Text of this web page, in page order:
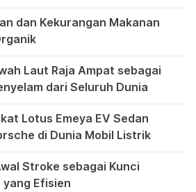
1, setiap Grand Prix memiliki
dan Kekurangan Makanan
asupan makanan yang lebih
Laut Raja Ampat sebagai
dari Seluruh Dunia
tersembunyi di Indonesia,
Lotus Emeya EV Sedan
di Dunia Mobil Listrik
mungkin perlu kiranya mengenal
Stroke sebagai Kunci
yang Efisien